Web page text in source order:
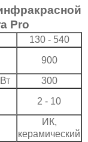
Pro
130 - 540
900
300
2 - 10
ИК,
керамический